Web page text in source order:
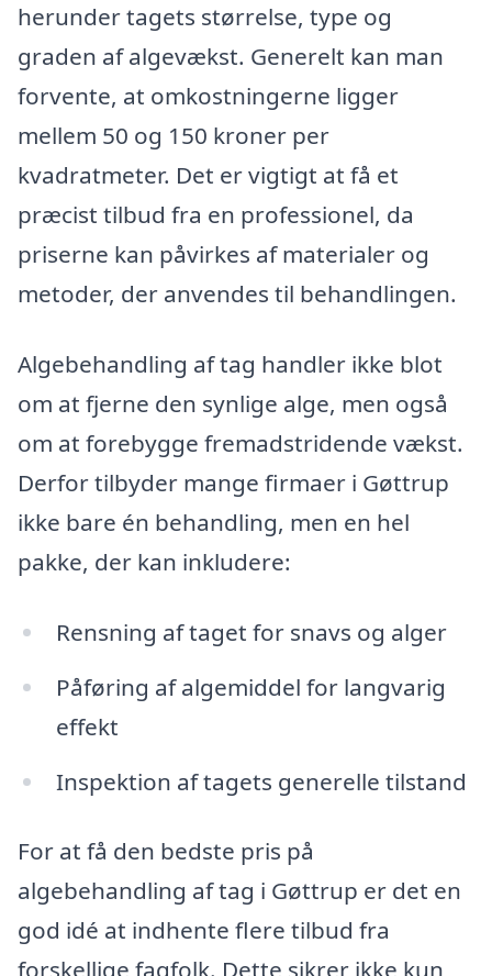
herunder tagets størrelse, type og
graden af algevækst. Generelt kan man
forvente, at omkostningerne ligger
mellem 50 og 150 kroner per
kvadratmeter. Det er vigtigt at få et
præcist tilbud fra en professionel, da
priserne kan påvirkes af materialer og
metoder, der anvendes til behandlingen.
Algebehandling af tag handler ikke blot
om at fjerne den synlige alge, men også
om at forebygge fremadstridende vækst.
Derfor tilbyder mange firmaer i Gøttrup
ikke bare én behandling, men en hel
pakke, der kan inkludere:
Rensning af taget for snavs og alger
Påføring af algemiddel for langvarig
effekt
Inspektion af tagets generelle tilstand
For at få den bedste pris på
algebehandling af tag i Gøttrup er det en
god idé at indhente flere tilbud fra
forskellige fagfolk. Dette sikrer ikke kun,